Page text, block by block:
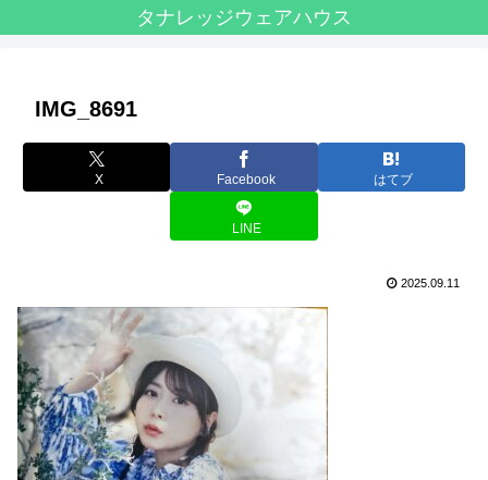
タナレッジウェアハウス
IMG_8691
X Facebook はてブ
LINE
2025.09.11